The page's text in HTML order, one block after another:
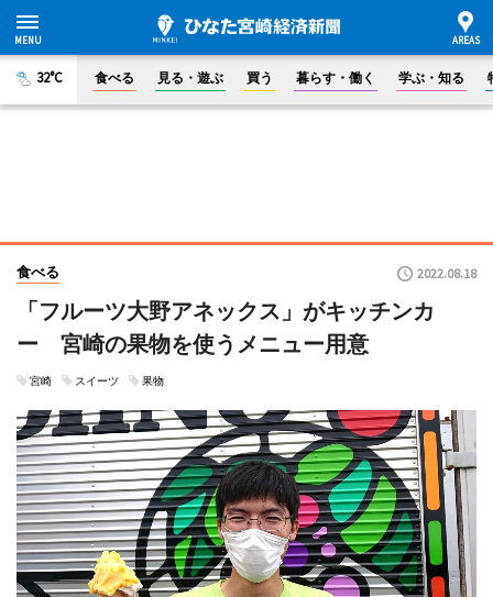
32°C 食べる 見る・遊ぶ 買う 暮らす・働く 学ぶ・知る
食べる 2022.08.18
「フルーツ大野アネックス」がキッチンカ
ー 宮崎の果物を使うメニュー用意
宮崎 スイーツ 果物